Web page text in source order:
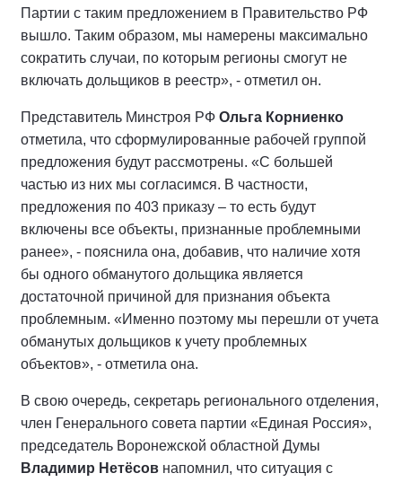
Партии с таким предложением в Правительство РФ
вышло. Таким образом, мы намерены максимально
сократить случаи, по которым регионы смогут не
включать дольщиков в реестр», - отметил он.
Представитель Минстроя РФ Ольга Корниенко
отметила, что сформулированные рабочей группой
предложения будут рассмотрены. «С большей
частью из них мы согласимся. В частности,
предложения по 403 приказу – то есть будут
включены все объекты, признанные проблемными
ранее», - пояснила она, добавив, что наличие хотя
бы одного обманутого дольщика является
достаточной причиной для признания объекта
проблемным. «Именно поэтому мы перешли от учета
обманутых дольщиков к учету проблемных
объектов», - отметила она.
В свою очередь, секретарь регионального отделения,
член Генерального совета партии «Единая Россия»,
председатель Воронежской областной Думы
Владимир Нетёсов напомнил, что ситуация с